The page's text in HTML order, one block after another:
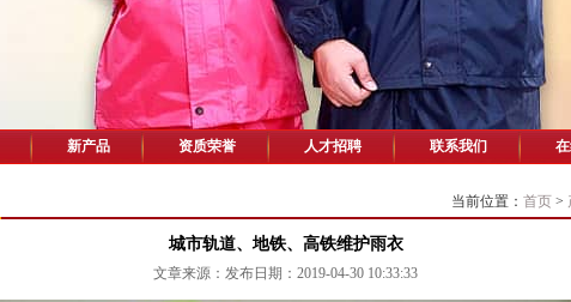
新产品 资质荣誉 人才招聘 联系我们
当前位置： 首页 >
城市轨道、地铁、高铁维护雨衣
文章来源：发布日期：2019-04-30 10:33:33